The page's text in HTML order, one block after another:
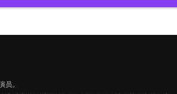
员。